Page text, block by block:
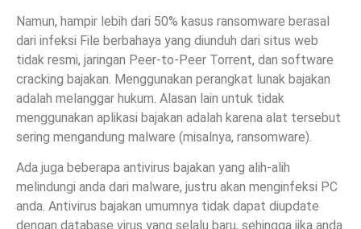
Namun, hampir lebih dari 50% kasus ransomware berasal
dari infeksi File berbahaya yang diunduh dari situs web
tidak resmi, jaringan Peer-to-Peer Torrent, dan software
cracking bajakan. Menggunakan perangkat lunak bajakan
adalah melanggar hukum. Alasan lain untuk tidak
menggunakan aplikasi bajakan adalah karena alat tersebut
sering mengandung malware (misalnya, ransomware).
Ada juga beberapa antivirus bajakan yang alih-alih
melindungi anda dari malware, justru akan menginfeksi PC
anda. Antivirus bajakan umumnya tidak dapat diupdate
dengan database virus yang selalu baru, sehingga jika anda